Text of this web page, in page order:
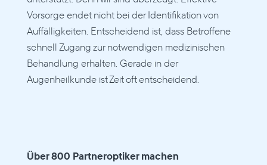
Vorsorge endet nicht bei der Identifikation von
Auffälligkeiten. Entscheidend ist, dass Betroffene
schnell Zugang zur notwendigen medizinischen
Behandlung erhalten. Gerade in der
Augenheilkunde ist Zeit oft entscheidend.
Über 800 Partneroptiker machen